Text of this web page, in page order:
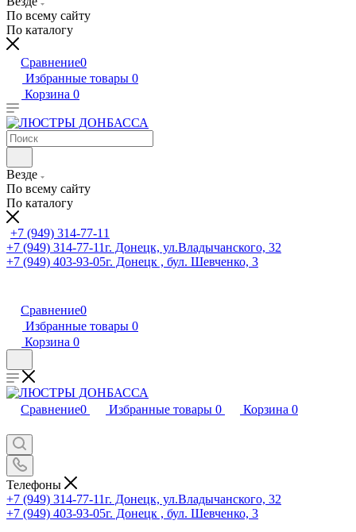
По всему сайту
По каталогу
Сравнение0
Избранные товары 0
Корзина 0
Везде
По всему сайту
По каталогу
+7 (949) 314-77-11
+7 (949) 314-77-11г. Донецк, ул.Владычанского, 32
+7 (949) 403-93-05г. Донецк , бул. Шевченко, 3
Сравнение0
Избранные товары 0
Корзина 0
Сравнение0 Избранные товары 0 Корзина 0
Телефоны
+7 (949) 314-77-11г. Донецк, ул.Владычанского, 32
+7 (949) 403-93-05г. Донецк , бул. Шевченко, 3